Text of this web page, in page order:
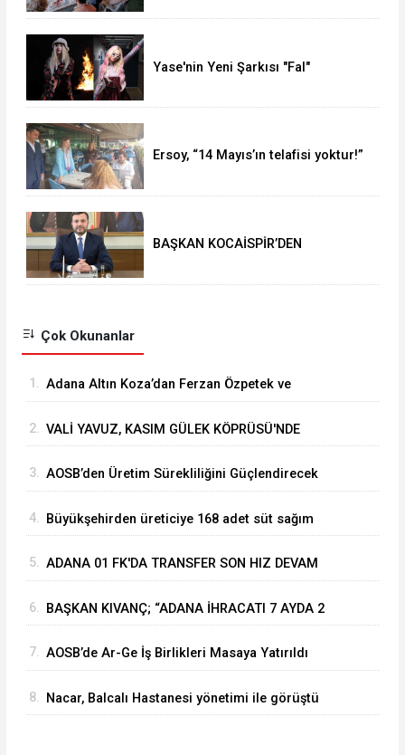
Yase'nin Yeni Şarkısı "Fal"
Ersoy, “14 Mayıs’ın telafisi yoktur!”
BAŞKAN KOCAİSPİR’DEN
Çok Okunanlar
1. Adana Altın Koza’dan Ferzan Özpetek ve
2. VALİ YAVUZ, KASIM GÜLEK KÖPRÜSÜ'NDE
3. ⁠AOSB’den Üretim Sürekliliğini Güçlendirecek
4. Büyükşehirden üreticiye 168 adet süt sağım
5. ADANA 01 FK'DA TRANSFER SON HIZ DEVAM
6. BAŞKAN KIVANÇ; “ADANA İHRACATI 7 AYDA 2
7. AOSB’de Ar-Ge İş Birlikleri Masaya Yatırıldı
8. Nacar, Balcalı Hastanesi yönetimi ile görüştü